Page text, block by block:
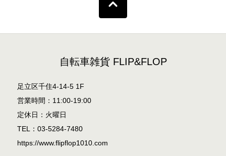
自転車雑貨 FLIP&FLOP
足立区千住4-14-5 1F
営業時間：11:00-19:00
定休日：火曜日
TEL：03-5284-7480
https://www.flipflop1010.com